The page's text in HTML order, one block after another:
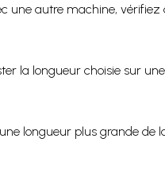
une autre machine,
la longueur choisie sur
longueur plus grande de